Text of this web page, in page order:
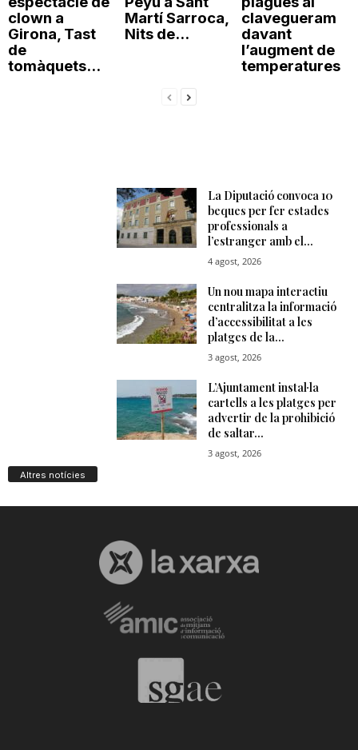
clown a
Girona, Tast
de
tomàquets...
Martí Sarroca,
Nits de...
clavegueram
davant
l’augment de
temperatures
Altres notícies